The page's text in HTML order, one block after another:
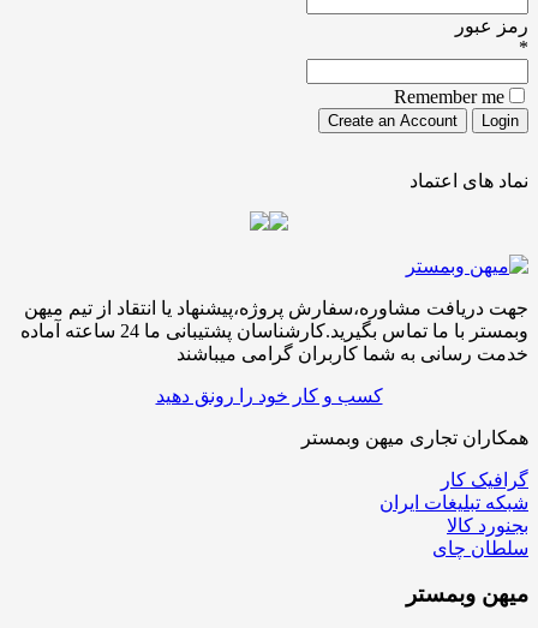
رمز عبور
*
Remember me
نماد های اعتماد
جهت دریافت مشاوره،سفارش پروژه،پیشنهاد یا انتقاد از تیم میهن
وبمستر با ما تماس بگیرید.کارشناسان پشتیبانی ما 24 ساعته آماده
خدمت رسانی به شما کاربران گرامی میباشند
کسب و کار خود را رونق دهید
همکاران تجاری میهن وبمستر
گرافیک کار
شبکه تبلیغات ایران
بجنورد کالا
سلطان چای
میهن وبمستر